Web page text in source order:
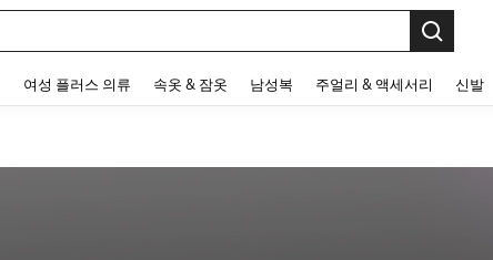
여성 플러스 의류 속옷 & 잠옷 남성복 주얼리 & 액세서리 신발